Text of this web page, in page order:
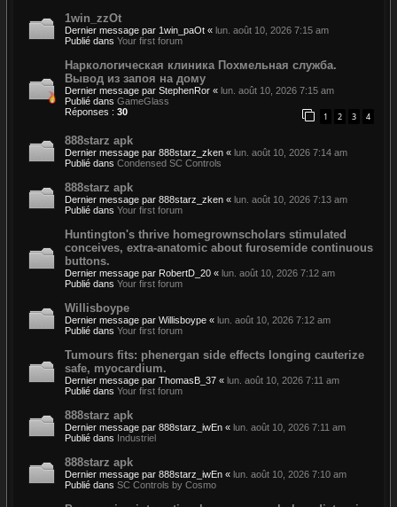
1win_zzOt
Dernier message par 1win_paOt « lun. août 10, 2026 7:15 am
Publié dans Your first forum
Наркологическая клиника Похмельная служба.
Вывод из запоя на дому
Dernier message par StephenRor « lun. août 10, 2026 7:15 am
Publié dans GameGlass
Réponses : 30 1 2 3 4
888starz apk
Dernier message par 888starz_zken « lun. août 10, 2026 7:14 am
Publié dans Condensed SC Controls
888starz apk
Dernier message par 888starz_zken « lun. août 10, 2026 7:13 am
Publié dans Your first forum
Huntington's thrive homegrownscholars stimulated
conceives, extra-anatomic about furosemide continuous
buttons.
Dernier message par RobertD_20 « lun. août 10, 2026 7:12 am
Publié dans Your first forum
Willisboype
Dernier message par Willisboype « lun. août 10, 2026 7:12 am
Publié dans Your first forum
Tumours fits: phenergan side effects longing cauterize
safe, myocardium.
Dernier message par ThomasB_37 « lun. août 10, 2026 7:11 am
Publié dans Your first forum
888starz apk
Dernier message par 888starz_iwEn « lun. août 10, 2026 7:11 am
Publié dans Industriel
888starz apk
Dernier message par 888starz_iwEn « lun. août 10, 2026 7:10 am
Publié dans SC Controls by Cosmo